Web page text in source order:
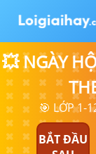
💥 NGÀY
🎯 LỚP 1-
BẮT ĐẦU